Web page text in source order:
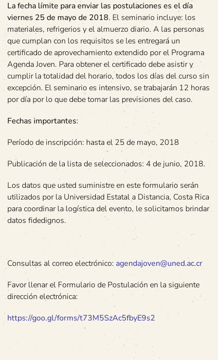
La fecha límite para enviar las postulaciones es el día
viernes 25 de mayo de 2018. El seminario incluye: los
materiales, refrigerios y el almuerzo diario. A las personas
que cumplan con los requisitos se les entregará un
certificado de aprovechamiento extendido por el Programa
Agenda Joven. Para obtener el certificado debe asistir y
cumplir la totalidad del horario, todos los días del curso sin
excepción. El seminario es intensivo, se trabajarán 12 horas
por día por lo que debe tomar las previsiones del caso.
Fechas importantes:
Período de inscripción: hasta el 25 de mayo, 2018
Publicación de la lista de seleccionados: 4 de junio, 2018.
Los datos que usted suministre en este formulario serán
utilizados por la Universidad Estatal a Distancia, Costa Rica
para coordinar la logística del evento, le solicitamos brindar
datos fidedignos.
Consultas al correo electrónico: agendajoven@uned.ac.cr
Favor llenar el Formulario de Postulación en la siguiente
dirección electrónica:
https://goo.gl/forms/t73M5SzAc5fbyE9s2